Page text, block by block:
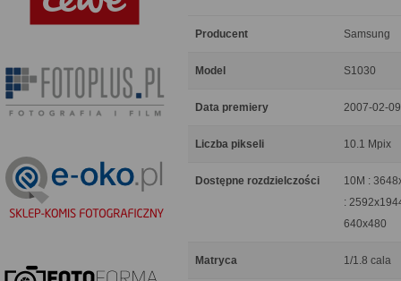
Producent Samsung
Model S1030
Data premiery 2007-02-09
Liczba pikseli 10.1 Mpix
Dostępne rozdzielczości
10M :
:
640x480
Matryca 1/1.8 cala